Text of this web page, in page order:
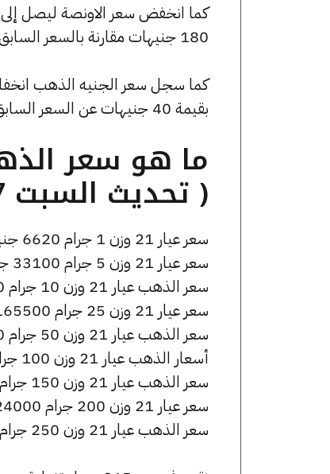
180 جنيهات مقارنة بالسعر السابق الذي بلغ 237630 جنيهًا للبيع و235500 جنيهًا للشراء.
بقيمة 40 جنيهات عن السعر السابق الذي كان 53480 جنيهًا للبيع و53000 جنيهًا للشراء.
( تحديث السبت 7 فبراير الساعة 1:20 مساءً )
سعر عيار 21 وزن 1 جرام 6620 جنيه للشراء، وللبيع 6670 جنيه.
سعر عيار 21 وزن 5 جرام 33100 جنيه للشراء، وللبيع 33350 جنيه.
سعر الذهب عيار 21 وزن 10 جرام 66200 جنيه للشراء، وللبيع 66700 جنيه.
سعر عيار 21 وزن 25 جرام 165500 جنيه للشراء، وللبيع 166750 جنيه.
سعر الذهب عيار 21 وزن 50 جرام 331000 جنيه للشراء، وللبيع 333500 جنيه.
أسعار الذهب عيار 21 وزن 100 جرام 662000 جنيه للشراء، وللبيع 667000 جنيه.
سعر الذهب عيار 21 وزن 150 جرام 993000 جنيه للشراء، وللبيع 1000500 جنيه.
سعر عيار 21 وزن 200 جرام 1324000 جنيه للشراء، وللبيع 1334000 جنيه.
سعر الذهب عيار 21 وزن 250 جرام 1655000 جنيه للشراء، وللبيع 1667500 جنيه.